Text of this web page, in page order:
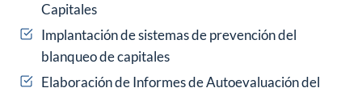
Capitales
Implantación de sistemas de prevención del
blanqueo de capitales
Elaboración de Informes de Autoevaluación del